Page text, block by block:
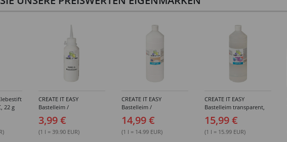
22 g
CREATE IT EASY
Bastelleim /
Buchbinderleim, 100 ml
3,99 €
(1 l = 39.90 EUR)
CREATE IT EASY
Bastelleim /
Buchbinderleim, 1000 ml
14,99 €
(1 l = 14.99 EUR)
CREATE IT EASY
Bastelleim transparent,
ohne Lösungsmittel,
1000 ml
15,99 €
(1 l = 15.99 EUR)